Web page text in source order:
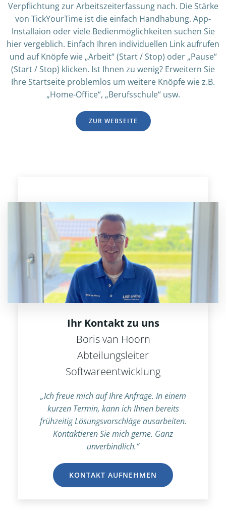
Verpflichtung zur Arbeitszeiterfassung nach. Die Stärke
von TickYourTime ist die einfach Handhabung. App-
Installaion oder viele Bedienmöglichkeiten suchen Sie
hier vergeblich. Einfach Ihren individuellen Link aufrufen
und auf Knöpfe wie „Arbeit“ (Start / Stop) oder „Pause“
(Start / Stop) klicken. Ist Ihnen zu wenig? Erweitern Sie
Ihre Startseite problemlos um weitere Knöpfe wie z.B.
„Home-Office“, „Berufsschule“ usw.
ZUR WEBSEITE
Ihr Kontakt zu uns
Boris van Hoorn
Abteilungsleiter
Softwareentwicklung
„Ich freue mich auf Ihre Anfrage. In einem
kurzen Termin, kann ich Ihnen bereits
frühzeitig Lösungsvorschläge ausarbeiten.
Kontaktieren Sie mich gerne. Ganz
unverbindlich.“
KONTAKT AUFNEHMEN